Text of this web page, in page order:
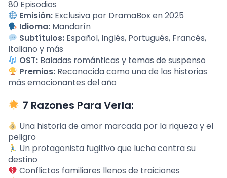
80 Episodios
Emisión: Exclusiva por DramaBox en 2025
Idioma: Mandarín
Subtítulos: Español, Inglés, Portugués, Francés,
Italiano y más
OST: Baladas románticas y temas de suspenso
Premios: Reconocida como una de las historias
más emocionantes del año
7 Razones Para Verla:
Una historia de amor marcada por la riqueza y el
peligro
Un protagonista fugitivo que lucha contra su
destino
Conflictos familiares llenos de traiciones